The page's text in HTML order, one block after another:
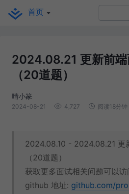
首页
2024.08.21 更新前
（20道题）
晴小篆
2024-08-21 4,727 阅读18分钟
2024.08.10 - 2024.08.21 更
（20道题）
获取更多面试相关问题可以访
github 地址: github.com/